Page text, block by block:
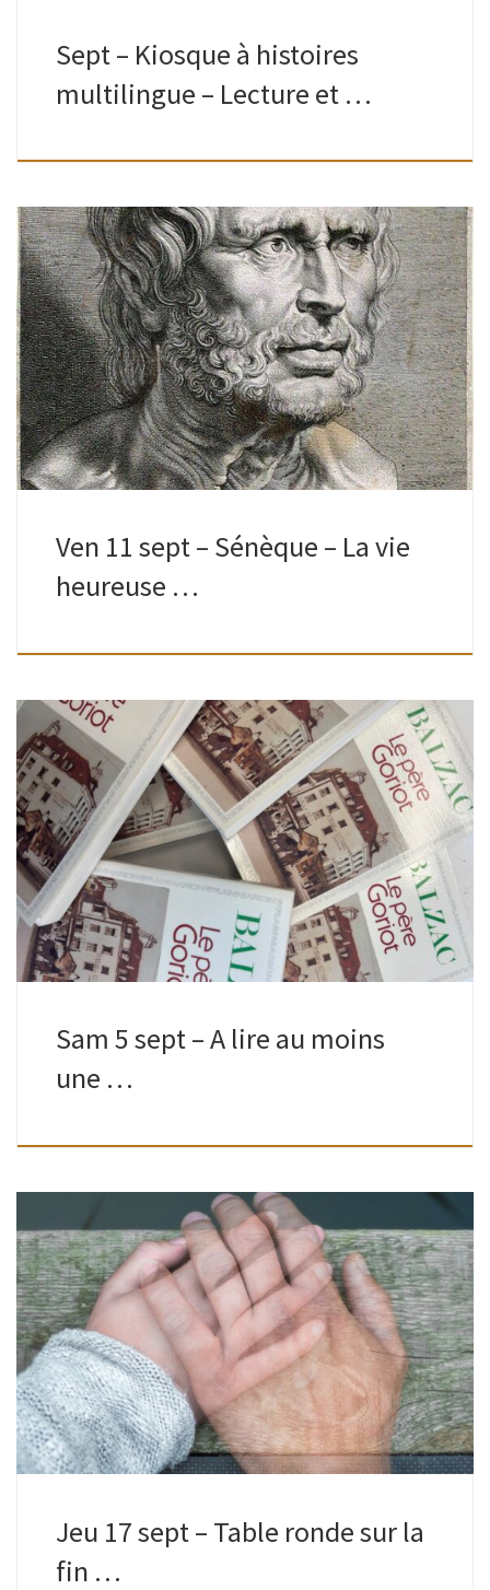
Sept – Kiosque à histoires
multilingue – Lecture et …
Ados-adultes | Bibliothèque de Watermael| 10H – 13H Un
arpentage, c’est quoi ?On découpe le livre, chacun en reçoit
une partie, la lit en silence et partage ensuite ses
impressions […]
Ven 11 sept – Sénèque – La vie
heureuse …
Ados-adultes | Bibliothèque de Boitsfort | 13H30 – 16H Que
votre vie soit encore courte ou déjà longue, comme
beaucoup, vous vous dites peut-être“ les classiques, je les
lirai un […]
Sam 5 sept – A lire au moins
une …
Adultes | Bibliothèque de Watermael | 18H30 – 20H30
Présentes à la Table ronde organisée, en avril, Betsy
Zbiegiel et Charlotte Dereppe, reviennent pour répondre
aux questions non abordées et […]
Jeu 17 sept – Table ronde sur la
fin …